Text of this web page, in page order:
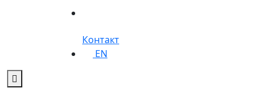
Контакт
EN